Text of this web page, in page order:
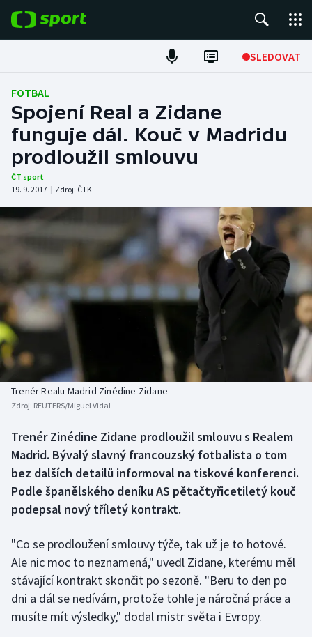
SLEDOVAT
Fotbal
Hokej
Tenis
Atletika
Cyklistika
DALŠÍ SPORTY
Americký fotbal
Baseball a softbal
Basketbal
Biatlon
Box
Curling
Florbal
Futsal
Golf
NEPŘEHLÉDNĚTE
Soutěže
Historické návraty
Aplikace ČT sport
FOTBAL
Spojení Real a Zidane
funguje dál. Kouč v Madridu
prodloužil smlouvu
ČT sport
19. 9. 2017 | Zdroj: ČTK
Trenér Realu Madrid Zinédine Zidane
Zdroj: REUTERS/Miguel Vidal
Trenér Zinédine Zidane prodloužil smlouvu s Realem
Madrid. Bývalý slavný francouzský fotbalista o tom
bez dalších detailů informoval na tiskové konferenci.
Podle španělského deníku AS pětačtyřicetiletý kouč
podepsal nový tříletý kontrakt.
"Co se prodloužení smlouvy týče, tak už je to hotové.
Ale nic moc to neznamená," uvedl Zidane, kterému měl
stávající kontrakt skončit po sezoně. "Beru to den po
dni a dál se nedívám, protože tohle je náročná práce a
musíte mít výsledky," dodal mistr světa i Evropy.